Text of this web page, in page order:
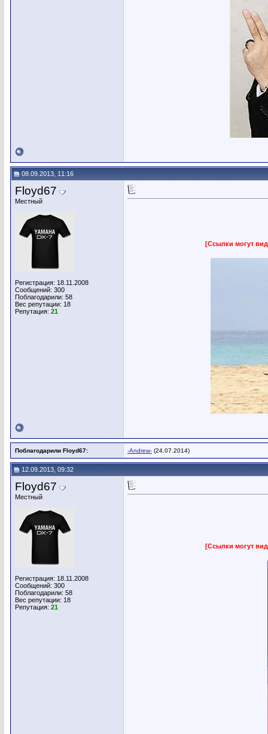
08.09.2013, 11:16
Floyd67
Местный
Регистрация: 18.11.2008
Сообщений: 300
Поблагодарили: 58
Вес репутации: 18
Репутация: 21
[Ссылки могут
Поблагодарили Floyd67: -Andrew- (24.07.2014)
12.09.2013, 09:32
Floyd67
Местный
Регистрация: 18.11.2008
Сообщений: 300
Поблагодарили: 58
Вес репутации: 18
Репутация: 21
[Ссылки могут